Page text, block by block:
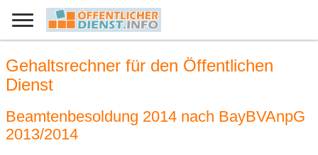
Gehaltsrechner für den Öffentlichen
Dienst
Beamtenbesoldung 2014 nach BayBVAnpG
2013/2014